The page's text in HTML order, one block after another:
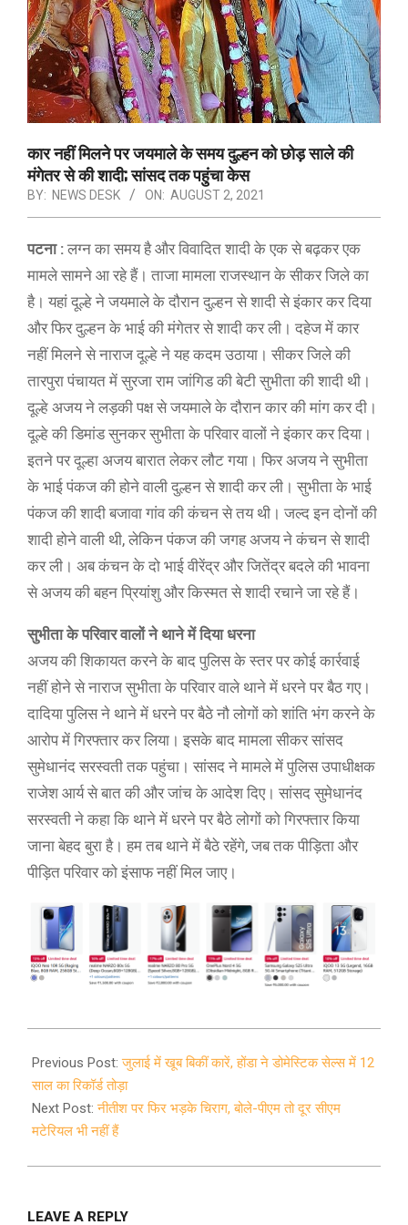
कार नहीं मिलने पर जयमाले के समय दुल्हन को छोड़ साले की
मंगेतर से की शादी; सांसद तक पहुंचा केस
BY: NEWS DESK ON: AUGUST 2, 2021
पटना : लग्न का समय है और विवादित शादी के एक से बढ़कर एक
मामले सामने आ रहे हैं। ताजा मामला राजस्थान के सीकर जिले का
है। यहां दूल्हे ने जयमाले के दौरान दुल्हन से शादी से इंकार कर दिया
और फिर दुल्हन के भाई की मंगेतर से शादी कर ली। दहेज में कार
नहीं मिलने से नाराज दूल्हे ने यह कदम उठाया। सीकर जिले की
तारपुरा पंचायत में सुरजा राम जांगिड की बेटी सुभीता की शादी थी।
दूल्हे अजय ने लड़की पक्ष से जयमाले के दौरान कार की मांग कर दी।
दूल्हे की डिमांड सुनकर सुभीता के परिवार वालों ने इंकार कर दिया।
इतने पर दूल्हा अजय बारात लेकर लौट गया। फिर अजय ने सुभीता
के भाई पंकज की होने वाली दुल्हन से शादी कर ली। सुभीता के भाई
पंकज की शादी बजावा गांव की कंचन से तय थी। जल्द इन दोनों की
शादी होने वाली थी, लेकिन पंकज की जगह अजय ने कंचन से शादी
कर ली। अब कंचन के दो भाई वीरेंद्र और जितेंद्र बदले की भावना
से अजय की बहन प्रियांशु और किस्मत से शादी रचाने जा रहे हैं।
सुभीता के परिवार वालों ने थाने में दिया धरना
अजय की शिकायत करने के बाद पुलिस के स्तर पर कोई कार्रवाई
नहीं होने से नाराज सुभीता के परिवार वाले थाने में धरने पर बैठ गए।
दादिया पुलिस ने थाने में धरने पर बैठे नौ लोगों को शांति भंग करने के
आरोप में गिरफ्तार कर लिया। इसके बाद मामला सीकर सांसद
सुमेधानंद सरस्वती तक पहुंचा। सांसद ने मामले में पुलिस उपाधीक्षक
राजेश आर्य से बात की और जांच के आदेश दिए। सांसद सुमेधानंद
सरस्वती ने कहा कि थाने में धरने पर बैठे लोगों को गिरफ्तार किया
जाना बेहद बुरा है। हम तब थाने में बैठे रहेंगे, जब तक पीड़िता और
पीड़ित परिवार को इंसाफ नहीं मिल जाए।
08-
02
Previous Post:जुलाई में खूब बिकीं कारें, होंडा ने डोमेस्टिक सेल्स में 12
साल का रिकॉर्ड तोड़ा
Next Post:नीतीश पर फिर भड़के चिराग, बोले-पीएम तो दूर सीएम
मटेरियल भी नहीं हैं
LEAVE A REPLY